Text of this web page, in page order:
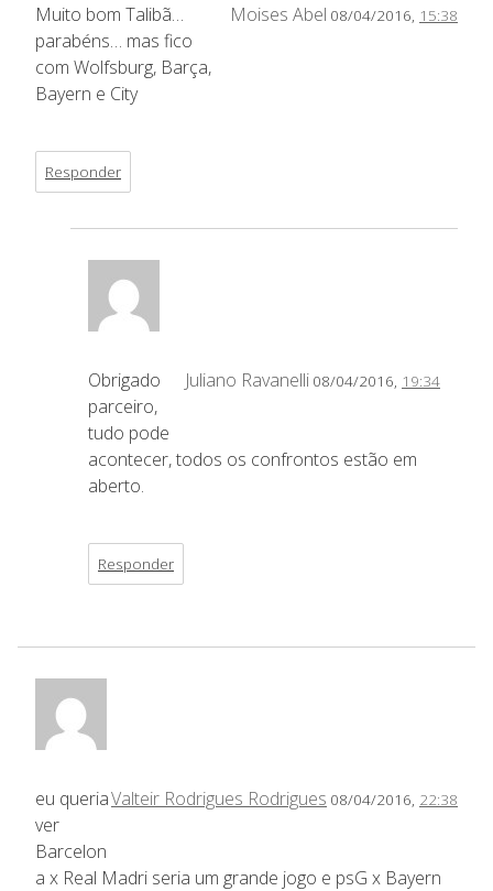
Moises Abel 08/04/2016, 15:38
Muito bom Talibã…
parabéns… mas fico
com Wolfsburg, Barça,
Bayern e City
Responder
Juliano Ravanelli 08/04/2016, 19:34
Obrigado
parceiro,
tudo pode
acontecer, todos os confrontos estão em
aberto.
Responder
Valteir Rodrigues Rodrigues 08/04/2016, 22:38
eu queria
ver
Barcelon
a x Real Madri seria um grande jogo e psG x Bayern